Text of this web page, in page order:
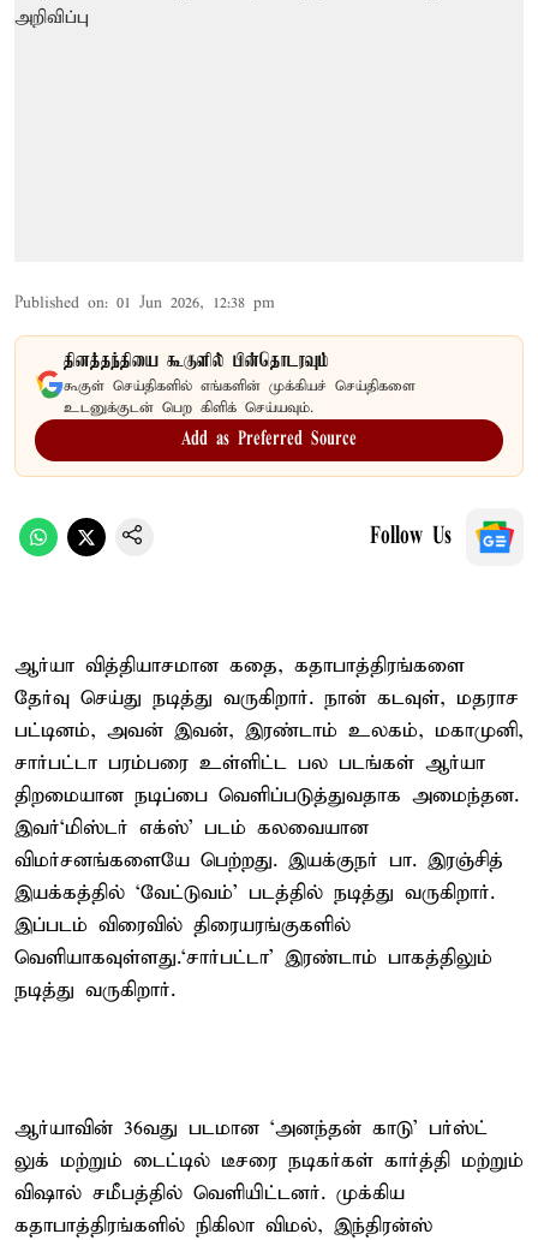
Published on: 01 Jun 2026, 12:38 pm
தினத்தந்தியை கூகுளில் பின்தொடரவும்
கூகுள் செய்திகளில் எங்களின் முக்கியச் செய்திகளை
உடனுக்குடன் பெற கிளிக் செய்யவும்.
Add as Preferred Source
Follow Us
ஆர்யா வித்தியாசமான கதை, கதாபாத்திரங்களை
தேர்வு செய்து நடித்து வருகிறார். நான் கடவுள், மதராச
பட்டினம், அவன் இவன், இரண்டாம் உலகம், மகாமுனி,
சார்பட்டா பரம்பரை உள்ளிட்ட பல படங்கள் ஆர்யா
திறமையான நடிப்பை வெளிப்படுத்துவதாக அமைந்தன.
இவர்‘மிஸ்டர் எக்ஸ்’ படம் கலவையான
விமர்சனங்களையே பெற்றது. இயக்குநர் பா. இரஞ்சித்
இயக்கத்தில் ‘வேட்டுவம்’ படத்தில் நடித்து வருகிறார்.
இப்படம் விரைவில் திரையரங்குகளில்
வெளியாகவுள்ளது.‘சார்பட்டா’ இரண்டாம் பாகத்திலும்
நடித்து வருகிறார்.
ஆர்யாவின் 36வது படமான ‘அனந்தன் காடு’ பர்ஸ்ட்
லுக் மற்றும் டைட்டில் டீசரை நடிகர்கள் கார்த்தி மற்றும்
விஷால் சமீபத்தில் வெளியிட்டனர். முக்கிய
கதாபாத்திரங்களில் நிகிலா விமல், இந்திரன்ஸ்